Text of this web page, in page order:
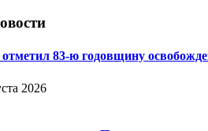
отметил 83-ю годовщину
2026